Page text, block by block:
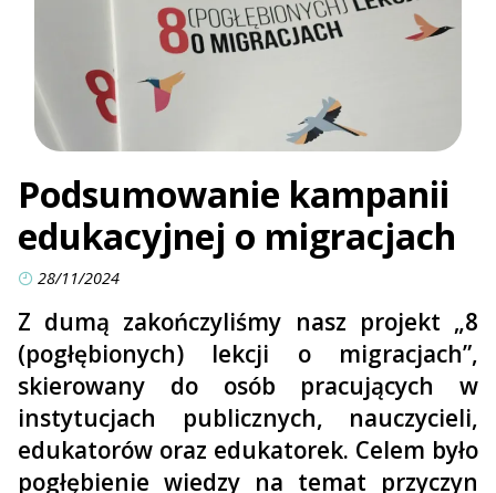
Podsumowanie kampanii
edukacyjnej o migracjach
28/11/2024
Z dumą zakończyliśmy nasz projekt „8
(pogłębionych) lekcji o migracjach”,
skierowany do osób pracujących w
instytucjach publicznych, nauczycieli,
edukatorów oraz edukatorek. Celem było
pogłębienie wiedzy na temat przyczyn